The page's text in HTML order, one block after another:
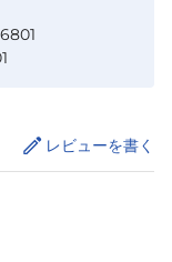
レビューを書く